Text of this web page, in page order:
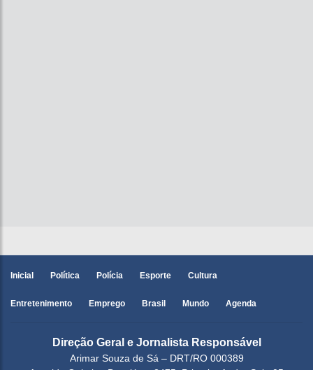
Inicial Política Polícia Esporte Cultura
Entretenimento Emprego Brasil Mundo Agenda
Direção Geral e Jornalista Responsável
Arimar Souza de Sá – DRT/RO 000389